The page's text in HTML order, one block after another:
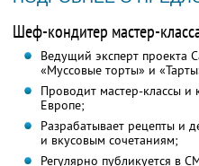
Шеф-кондитер мастер-
Ведущий эксперт проекта
«Муссовые торты» и
Проводит мастер-классы
Европе;
Разрабатывает рецепты и
и вкусовым сочетаниям;
Регулярно публикуется в